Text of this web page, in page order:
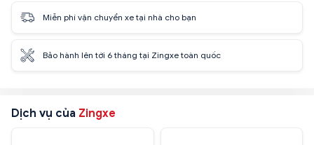
Miễn phí vận chuyển xe tại nhà cho bạn
Bảo hành lên tới 6 tháng tại Zingxe toàn quốc
Dịch vụ của Zingxe